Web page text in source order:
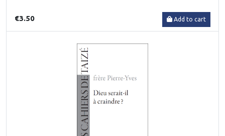
€3.50 Add to cart